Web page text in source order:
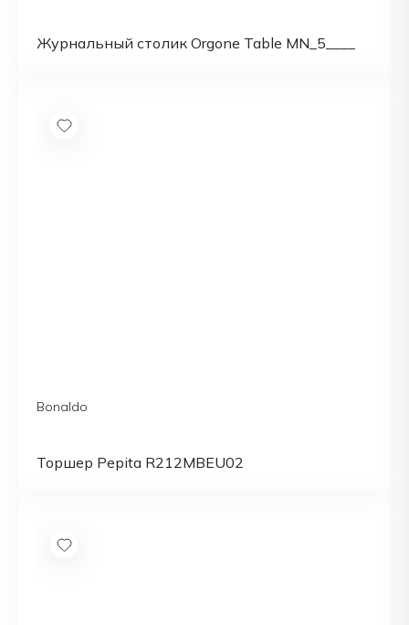
Журнальный столик Orgone Table MN_5____
Bonaldo
Торшер Pepita R212MBEU02